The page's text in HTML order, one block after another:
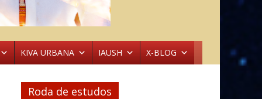
KIVA URBANA IAUSH X-BLOG
Roda de estudos